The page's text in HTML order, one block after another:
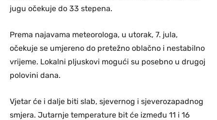
jugu očekuje do 33 stepena.
Prema najavama meteorologa, u utorak, 7. jula,
očekuje se umjereno do pretežno oblačno i nestabilno
vrijeme. Lokalni pljuskovi mogući su posebno u drugoj
polovini dana.
Vjetar će i dalje biti slab, sjevernog i sjeverozapadnog
smjera. Jutarnje temperature bit će između 11 i 16